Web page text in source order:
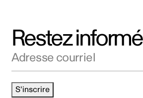
Restez informé
S'inscrire